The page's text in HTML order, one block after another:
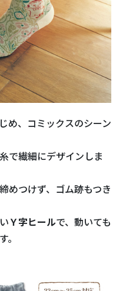
め、コミックスのシーン
で繊細にデザインしま
めつけず、ゴム跡もつき
Ｙ字ヒールで、動いても